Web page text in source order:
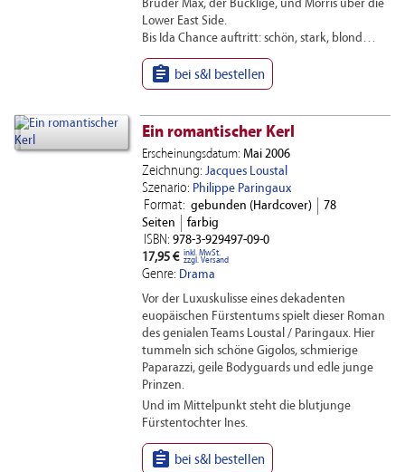
Brüder Max, der Bucklige, und Morris über die
Lower East Side.
Bis Ida Chance auftritt: schön, stark, blond…
 bei s&l bestellen
Ein romantischer Kerl
Erscheinungsdatum: Mai 2006
Zeichnung: Jacques Loustal
Szenario: Philippe Paringaux
Format: gebunden (Hardcover)
78
Seiten
farbig
ISBN: 978-3-929497-09-0
17,95 € inkl. MwSt.
zzgl. Versand
Genre: Drama
Vor der Luxuskulisse eines dekadenten
euopäischen Fürstentums spielt dieser Roman
des genialen Teams Loustal / Paringaux. Hier
tummeln sich schöne Gigolos, schmierige
Paparazzi, geile Bodyguards und edle junge
Prinzen.
Und im Mittelpunkt steht die blutjunge
Fürstentochter Ines.
 bei s&l bestellen